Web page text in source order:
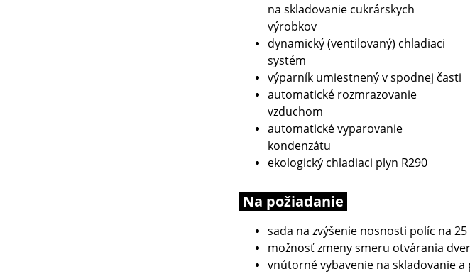
na skladovanie cukrárskych
výrobkov
dynamický (ventilovaný) chladiaci
systém
výparník umiestnený v spodnej časti
automatické rozmrazovanie
vzduchom
automatickévyparovanie
kondenzátu
ekologický chladiaci plyn R290
Na požiadanie
sada na zvýšenie nosnosti políc na 25
možnosť zmeny smeru otvárania
vnútorné vybavenie na skladovanie a